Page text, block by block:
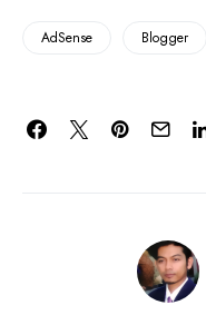
AdSense Blogger